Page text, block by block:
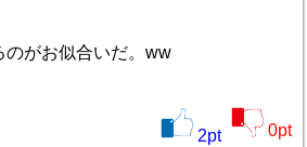
のがお似合いだ。ww
2pt 0pt